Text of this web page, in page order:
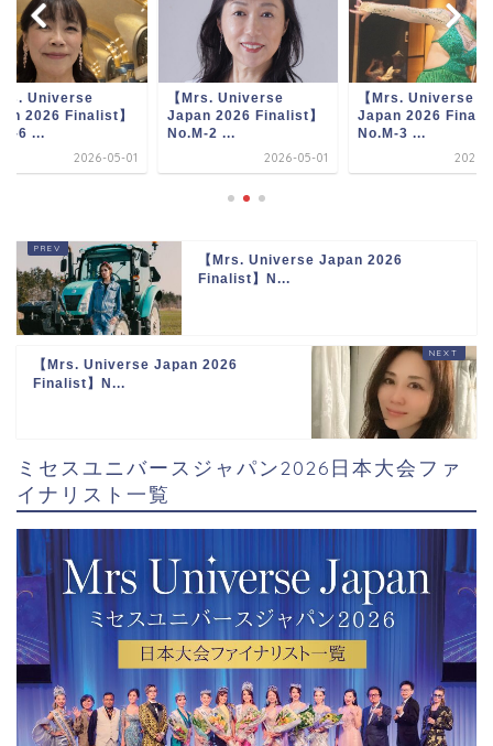
Universe
2026 Finalist】
2 ...
2026-05-01
【Mrs. Universe
Japan 2026 Finalist】
No.M-3 ...
2026-05-01
【Mrs. Universe
Japan 2026
No.M-6 ...
2026-
【Mrs. Universe Japan 2026
Finalist】N...
【Mrs. Universe Japan 2026
Finalist】N...
ミセスユニバースジャパン2026日本大会ファ
イナリスト一覧